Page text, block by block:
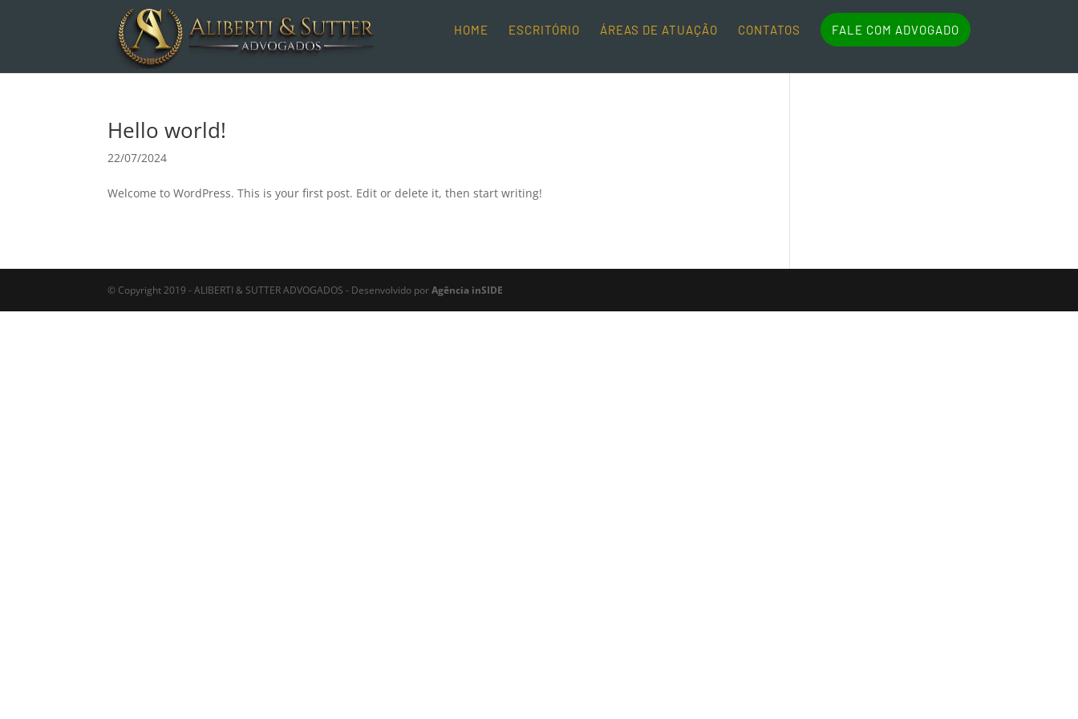
HOME ESCRITÓRIO ÁREAS DE ATUAÇÃO CONTATOS FALE COM ADVOGADO
Hello world!
22/07/2024
Welcome to WordPress. This is your first post. Edit or delete it, then start writing!
© Copyright 2019 - ALIBERTI & SUTTER ADVOGADOS - Desenvolvido porAgência inSIDE